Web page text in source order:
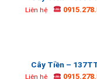
Liên hệ
Cây Tiền –
Liên hệ